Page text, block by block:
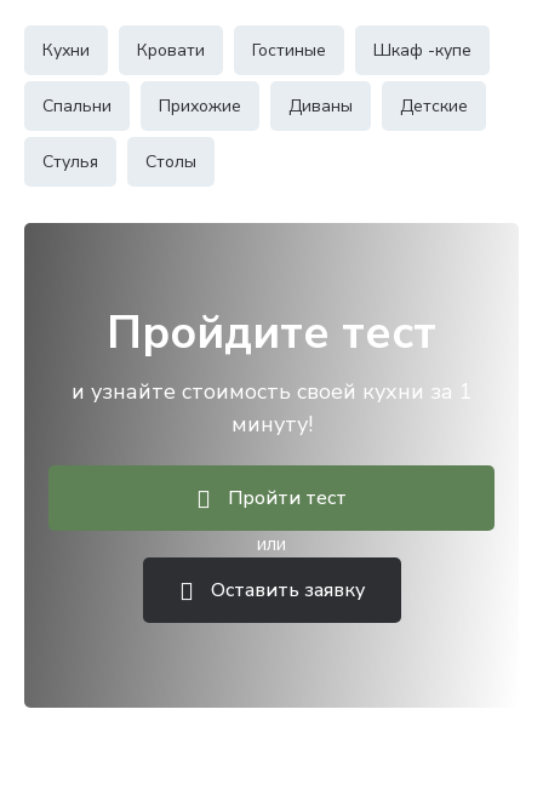
Кухни Кровати Гостиные Шкаф -купе
Спальни Прихожие Диваны Детские
Стулья Столы
Пройдите тест
и узнайте стоимость своей кухни за 1
минуту!
Пройти тест
или
Оставить заявку